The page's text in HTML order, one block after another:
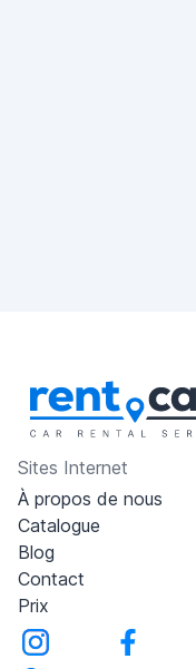
Sites Internet
À propos de nous
Catalogue
Blog
Contact
Prix